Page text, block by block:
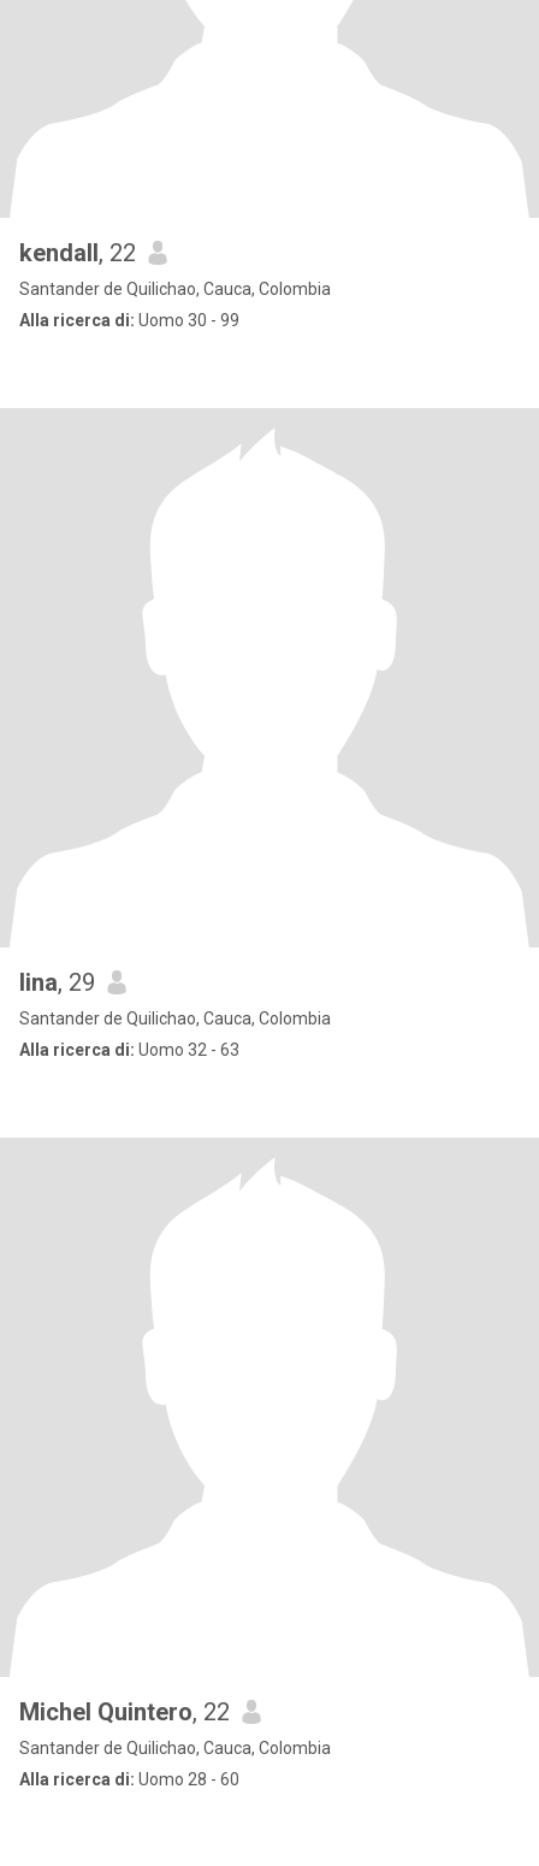
kendall, 22
Santander de Quilichao, Cauca, Colombia
Alla ricerca di: Uomo 30 - 99
lina, 29
Santander de Quilichao, Cauca, Colombia
Alla ricerca di: Uomo 32 - 63
Michel Quintero, 22
Santander de Quilichao, Cauca, Colombia
Alla ricerca di: Uomo 28 - 60